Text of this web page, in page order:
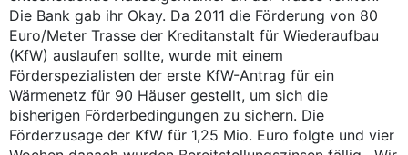
Die Bank gab ihr Okay. Da 2011 die Förderung von 80
Euro/Meter Trasse der Kreditanstalt für Wiederaufbau
(KfW) auslaufen sollte, wurde mit einem
Förderspezialisten der erste KfW-Antrag für ein
Wärmenetz für 90 Häuser gestellt, um sich die
bisherigen Förderbedingungen zu sichern. Die
Förderzusage der KfW für 1,25 Mio. Euro folgte und vier